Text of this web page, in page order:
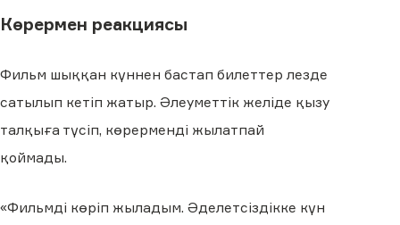
Көрермен реакциясы
Фильм шыққан күннен бастап билеттер лезде
сатылып кетіп жатыр. Әлеуметтік желіде қызу
талқыға түсіп, көрерменді жылатпай
қоймады.
«Фильмді көріп жыладым. Әделетсіздікке күн